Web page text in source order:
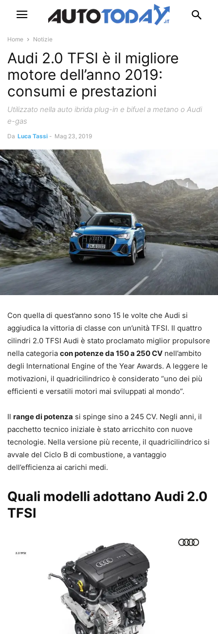
Home Notizie
Audi 2.0 TFSI è il migliore
motore dell’anno 2019:
consumi e prestazioni
Utilizzato nella auto ibrida plug-in e bifuel a metano o Audi
e-gas
Da Luca Tassi - Mag 23, 2019
Con quella di quest’anno sono 15 le volte che Audi si
aggiudica la vittoria di classe con un’unità TFSI. Il quattro
cilindri 2.0 TFSI Audi è stato proclamato miglior propulsore
nella categoria con potenze da 150 a 250 CV nell’ambito
degli International Engine of the Year Awards. A leggere le
motivazioni, il quadricilindrico è considerato “uno dei più
efficienti e versatili motori mai sviluppati al mondo”.
Il range di potenza si spinge sino a 245 CV. Negli anni, il
pacchetto tecnico iniziale è stato arricchito con nuove
tecnologie. Nella versione più recente, il quadricilindrico si
avvale del Ciclo B di combustione, a vantaggio
dell’efficienza ai carichi medi.
Quali modelli adottano Audi 2.0
TFSI